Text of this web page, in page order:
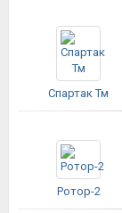
Спартак Тм
Ротор-2